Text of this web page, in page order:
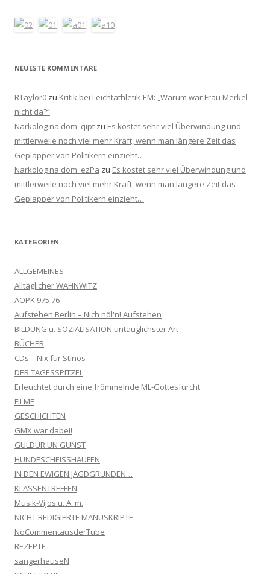
NEUESTE KOMMENTARE
RTaylor0 zu Kritik bei Leichtathletik-EM: „Warum war Frau Merkel
nicht da?“
Narkolog na dom_qipt zu Es kostet sehr viel Überwindung und
mittlerweile noch viel mehr Kraft, wenn man längere Zeit das
Geplapper von Politikern einzieht…
Narkolog na dom_ezPa zu Es kostet sehr viel Überwindung und
mittlerweile noch viel mehr Kraft, wenn man längere Zeit das
Geplapper von Politikern einzieht…
KATEGORIEN
ALLGEMEINES
Alltäglicher WAHNWITZ
AOPK 975 76
Aufstehen Berlin – Nich nöl'n! Aufstehen
BILDUNG u. SOZIALISATION untauglichster Art
BÜCHER
CDs – Nix für Stinos
DER TAGESSPITZEL
Erleuchtet durch eine frömmelnde ML-Gottesfurcht
FILME
GESCHICHTEN
GMX war dabei!
GULDUR UN GUNST
HUNDESCHEISSHAUFEN
IN DEN EWIGEN JAGDGRÜNDEN…
KLASSENTREFFEN
Musik-Vijos u. Ä. m.
NICHT REDIGIERTE MANUSKRIPTE
NoCommentausderTube
REZEPTE
sangerhauseN